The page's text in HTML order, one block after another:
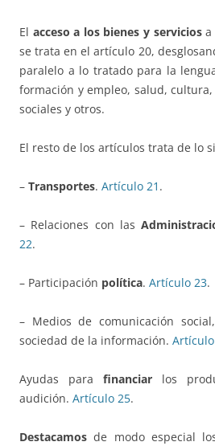
El acceso a los bienes y serviciosa
se trata en el artículo 20,
paralelo a lo tratado para la
formación y empleo, salud,
sociales y otros.
El resto de los artículos trata de lo
– Transportes. Artículo 21 .
– Relaciones con las
22.
– Participación política. Artículo 23.
– Medios de comunicación
sociedad de la información.
Ayudas para financiarlos
audición. Artículo 25.
Destacamos de modo especial